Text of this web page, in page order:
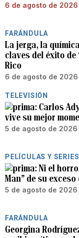
6 de agosto de
FARÁNDULA
La jerga, la
claves del éxito de
Rico
6 de agosto de
TELEVISIÓN
Carlos
vive su mejor
5 de agosto de 2026
PELÍCULAS Y SERIES
Ni el
Man” de su
5 de agosto de 2026
FARÁNDULA
Georgina